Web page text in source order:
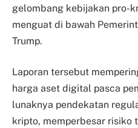
gelombang kebijakan pro-
menguat di bawah
Trump.
Laporan tersebut
harga aset digital pasca
lunaknya pendekatan
kripto, memperbesar risiko